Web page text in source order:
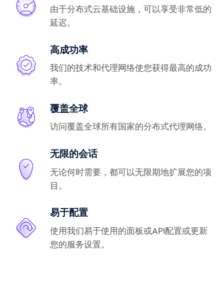
由于分布式云基础设施，可以享受非常低的
延迟。
高成功率
我们的技术和代理网络使您获得最高的成功
率。
覆盖全球
访问覆盖全球所有国家的分布式代理网络。
无限的会话
无论何时需要，都可以无限期地扩展您的项
目。
易于配置
使用我们易于使用的面板或API配置或更新
您的服务设置。